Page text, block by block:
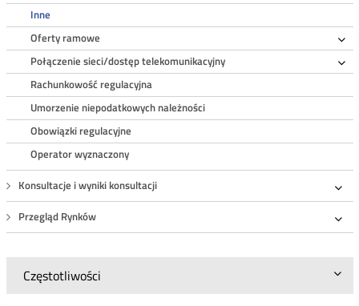
Inne
Oferty ramowe
Połączenie sieci/dostęp telekomunikacyjny
Rachunkowość regulacyjna
Umorzenie niepodatkowych należności
Obowiązki regulacyjne
Operator wyznaczony
Konsultacje i wyniki konsultacji
Przegląd Rynków
Częstotliwości